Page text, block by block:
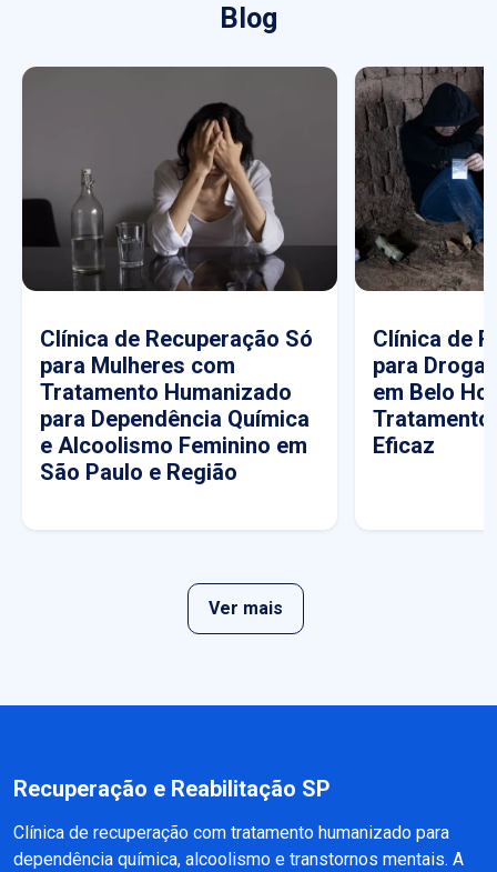
Blog
Clínica de Recuperação Só
para Mulheres com
Tratamento Humanizado
para Dependência Química
e Alcoolismo Feminino em
São Paulo e Região
Clínica de
para
em Belo
Tratamento
Eficaz
Ver mais
Recuperação e Reabilitação SP
Clínica de recuperação com tratamento humanizado para
dependência química, alcoolismo e transtornos mentais. A